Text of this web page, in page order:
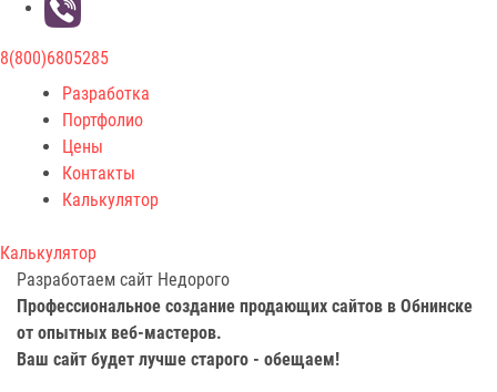
8(800)6805285
Разработка
Портфолио
Цены
Контакты
Калькулятор
Калькулятор
Разработаем сайт Недорого
Профессиональное создание продающих сайтов в Обнинске
от опытных веб-мастеров.
Ваш сайт будет лучше старого - обещаем!